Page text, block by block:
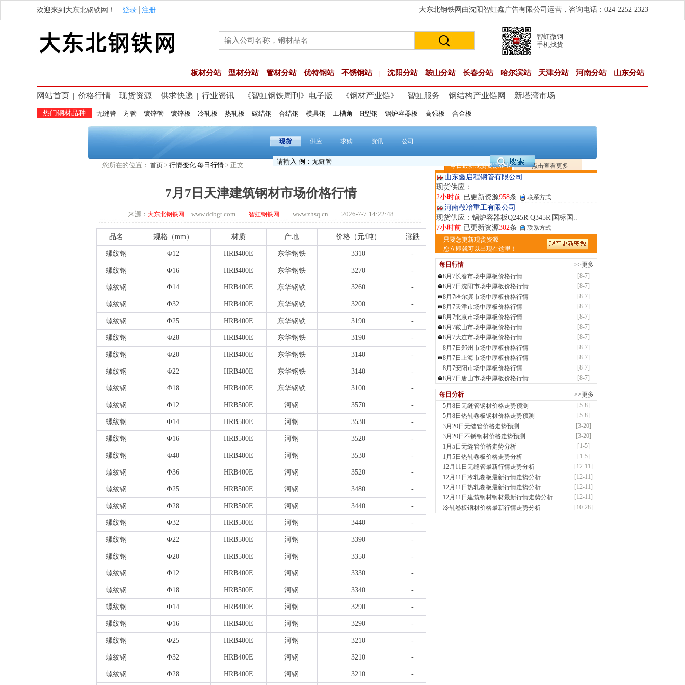
欢迎来到大东北钢铁网！ 登录 注册 大东北钢铁网由沈阳智虹鑫广告有限公司运营，咨询电话：024-2252 2323
智虹微钢
手机找货
板材分站 型材分站 管材分站 优特钢站 不锈钢站 沈阳分站 鞍山分站 长春分站 哈尔滨站 天津分站 河南分站 山东分站
网站首页 价格行情 现货资源 供求快递 行业资讯 《智虹钢铁周刊》电子版 《钢材产业链》 智虹服务 钢结构产业链网 新塔湾市场
热门钢材品种 无缝管 方管 镀锌管 镀锌板 冷轧板 热轧板 碳结钢 合结钢 模具钢 工槽角 H型钢 锅炉容器板 高强板 合金板
现货 供应 求购 资讯 公司
您所在的位置： 首页 > 行情变化 每日行情 > 正文
7月7日天津建筑钢材市场价格行情
来源： 大东北钢铁网 www.ddbgt.com 智虹钢铁网 www.zhsq.cn 2026-7-7 14:22:48
品名 规格（mm） 材质 产地 价格（元/吨） 涨跌
螺纹钢 Φ12 HRB400E 东华钢铁 3310 -
螺纹钢 Ф16 HRB400E 东华钢铁 3270 -
螺纹钢 Ф14 HRB400E 东华钢铁 3260 -
螺纹钢 Ф32 HRB400E 东华钢铁 3200 -
螺纹钢 Ф25 HRB400E 东华钢铁 3190 -
螺纹钢 Φ28 HRB400E 东华钢铁 3190 -
螺纹钢 Φ20 HRB400E 东华钢铁 3140 -
螺纹钢 Φ22 HRB400E 东华钢铁 3140 -
螺纹钢 Φ18 HRB400E 东华钢铁 3100 -
螺纹钢 Ф12 HRB500E 河钢 3570 -
螺纹钢 Ф14 HRB500E 河钢 3530 -
螺纹钢 Ф16 HRB500E 河钢 3520 -
螺纹钢 Φ40 HRB400E 河钢 3530 -
螺纹钢 Ф36 HRB400E 河钢 3520 -
螺纹钢 Ф25 HRB500E 河钢 3480 -
螺纹钢 Ф28 HRB500E 河钢 3440 -
螺纹钢 Ф32 HRB500E 河钢 3440 -
螺纹钢 Ф22 HRB500E 河钢 3390 -
螺纹钢 Ф20 HRB500E 河钢 3350 -
螺纹钢 Ф12 HRB400E 河钢 3330 -
螺纹钢 Ф18 HRB500E 河钢 3340 -
螺纹钢 Ф14 HRB400E 河钢 3290 -
螺纹钢 Ф16 HRB400E 河钢 3290 -
螺纹钢 Ф25 HRB400E 河钢 3210 -
螺纹钢 Ф32 HRB400E 河钢 3210 -
螺纹钢 Ф28 HRB400E 河钢 3210 -
今日最新现货资源企业 点击查看更多
玖隆晟钢管制造有限公司
现货供应：无缝管|合金管|圆钢|精密光亮管|马氏体..
现货供应：低合金板|高强度板|Z向板|
2小时前已更新资源254条 联系方式
山东鑫启程钢管有限公司
现货供应：
2小时前已更新资源958条 联系方式
河南敬冶重工有限公司
现货供应：锅炉容器板Q245R Q345R|国标国..
7小时前已更新资源302条 联系方式
天津亿宇金属材料有限公司（曼内斯曼）
现货供应：天津钢管|国产合金管|高压锅炉管|石油
裂..
7小时前已更新资源
舞钢市恒沃钢铁贸易有限公司
现货供应：耐磨板| 优碳板|低合金板|风电钢板|海..
23小时前已更新资源483条
河南省智帅实业有限公司
现货供应：特厚钢板|耐磨钢|容器板|
1天前已更新资源1042条
舞钢市盛隆物资有限公司
现货供应：中低温锅炉容器板|中厚板|耐磨板|高强
板..
1天前已更新资源21条 联系方式
天津宝仓腾飞钢管销售有限公司
现货供应：输送流体管、高压锅炉管、化肥专用
管、耐低..
1天前已更新资源875条 联系方式
天津市辰建商贸有限公司
现货供应：不锈方管| 热扩无缝管| 方矩管
1天前已更新资源1280条 联系方式
玖隆晟钢管制造有限公司
现货供应：无缝管|合金管|圆钢|精密光亮管|马氏体..
1小时前 已更新资源419条 联系方式
安阳市润兴商贸有限公司
现货供应：低合金板|高强度板|Z向板|
2小时前 已更新资源254条 联系方式
山东鑫启程钢管有限公司
只要您更新现货资源
您立即就可以出现在这里！
每日行情
>>更多
8月7长春市场中厚板价格行情
[8-7]
8月7日沈阳市场中厚板价格行情
[8-7]
8月7哈尔滨市场中厚板价格行情
[8-7]
8月7天津市场中厚板价格行情
[8-7]
8月7北京市场中厚板价格行情
[8-7]
8月7鞍山市场中厚板价格行情
[8-7]
8月7大连市场中厚板价格行情
[8-7]
8月7日郑州市场中厚板价格行情
[8-7]
8月7日上海市场中厚板价格行情
[8-7]
8月7安阳市场中厚板价格行情
[8-7]
8月7日唐山市场中厚板价格行情
[8-7]
每日分析
>>更多
5月8日无缝管钢材价格走势预测
[5-8]
5月8日热轧卷板钢材价格走势预测
[5-8]
3月20日无缝管价格走势预测
[3-20]
3月20日不锈钢材价格走势预测
[3-20]
1月5日无缝管价格走势分析
[1-5]
1月5日热轧卷板价格走势分析
[1-5]
12月11日无缝管最新行情走势分析
[12-11]
12月11日冷轧卷板最新行情走势分析
[12-11]
12月11日热轧卷板最新行情走势分析
[12-11]
12月11日建筑钢材钢材最新行情走势分析
[12-11]
冷轧卷板钢材价格最新行情走势分析
[10-28]